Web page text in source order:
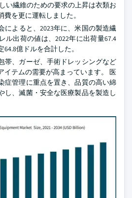
い繊維のための要求の上昇は衣類お
を更に運転しました。
によると、2023年に、米国の製造繊
ル出荷の値は、2022年に出荷量67.4
億ドルを合計した。
帯、ガーゼ、手術ドレッシングなど
イテムの需要が高まっています。 医
症管理に重点を置き、品質の高い綿
し、滅菌・安全な医療製品を製造し